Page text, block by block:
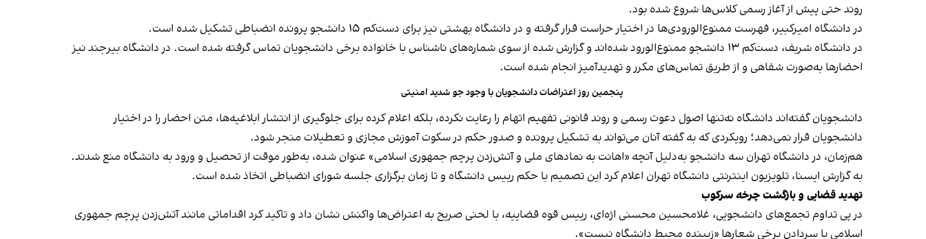
روند حتی پیش از آغاز رسمی کلاس‌ها شروع شده بود.
در دانشگاه امیرکبیر، فهرست ممنوع‌الورودی‌ها در اختیار حراست قرار گرفته و در دانشگاه بهشتی نیز برای دست‌کم ۱۵ دانشجو پرونده انضباطی تشکیل شده است.
در دانشگاه شریف، دست‌کم ۱۳ دانشجو ممنوع‌الورود شده‌اند و گزارش شده از سوی شماره‌های ناشناس با خانواده برخی دانشجویان تماس گرفته شده است. در دانشگاه بیرجند نیز
احضارها به‌صورت شفاهی و از طریق تماس‌های مکرر و تهدیدآمیز انجام شده است.
پنجمین روز اعتراضات دانشجویان با وجود جو شدید امنیتی
دانشجویان گفته‌اند دانشگاه نه‌تنها اصول دعوت رسمی و روند قانونی تفهیم اتهام را رعایت نکرده، بلکه اعلام کرده برای جلوگیری از انتشار ابلاغیه‌ها، متن احضار را در اختیار
دانشجویان قرار نمی‌دهد؛ رویکردی که به گفته آنان می‌تواند به تشکیل پرونده و صدور حکم در سکوت آموزش مجازی و تعطیلات منجر شود.
هم‌زمان، در دانشگاه تهران سه دانشجو به‌دلیل آنچه «اهانت به نمادهای ملی و آتش‌زدن پرچم جمهوری اسلامی» عنوان شده، به‌طور موقت از تحصیل و ورود به دانشگاه منع شدند.
به گزارش ایسنا، تلویزیون اینترنتی دانشگاه تهران اعلام کرد این تصمیم با حکم رییس دانشگاه و تا زمان برگزاری جلسه شورای انضباطی اتخاذ شده است.
تهدید قضایی و بازگشت چرخه سرکوب
در پی تداوم تجمع‌های دانشجویی، غلامحسین محسنی اژه‌ای، رییس قوه قضاییه، با لحنی صریح به اعتراض‌ها واکنش نشان داد و تاکید کرد اقداماتی مانند آتش‌زدن پرچم جمهوری
اسلامی یا سردادن برخی شعارها «زیبنده محیط دانشگاه نیست».